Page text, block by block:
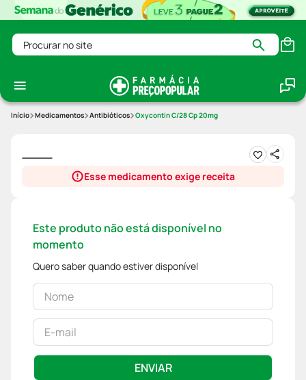
Procurar no site
Medicamentos Antibióticos Oxycontin C/28 Cp 20mg
Esse medicamento exige receita
Este produto não está disponível no
momento
Quero saber quando estiver disponível
ENVIAR